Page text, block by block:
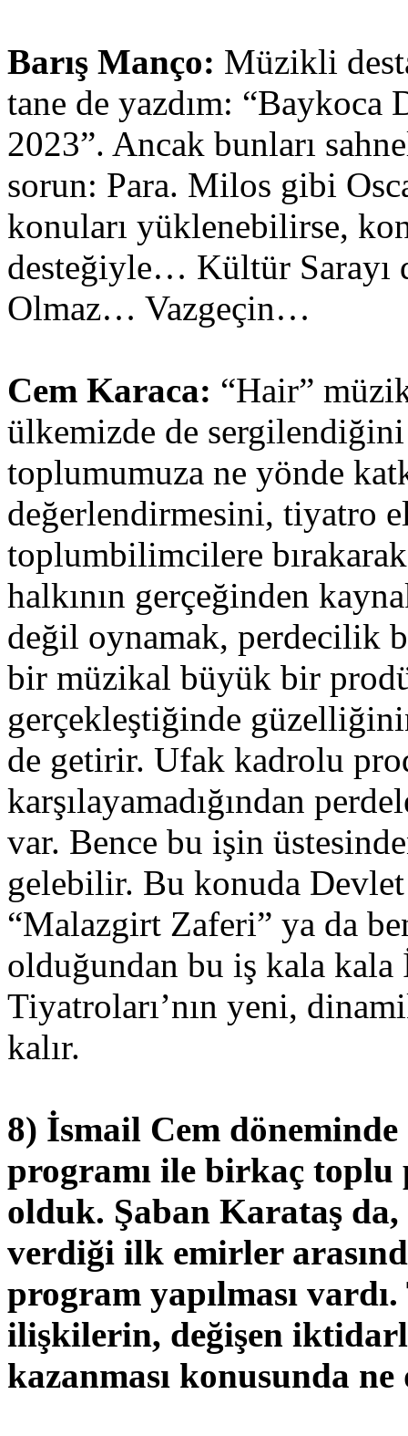
Barış Manço: Müzikli
tane de yazdım: “Baykoca
2023”. Ancak bunları
sorun: Para. Milos gibi
konuları yüklenebilirse,
desteğiyle… Kültür
Olmaz… Vazgeçin…
Cem Karaca: “Hair”
ülkemizde de sergilendiğini
toplumumuza ne yönde
değerlendirmesini, tiyatro
toplumbilimcilere
halkının gerçeğinden
değil oynamak, perdecilik
bir müzikal büyük bir
gerçekleştiğinde
de getirir. Ufak kadrolu
karşılayamadığından
var. Bence bu işin
gelebilir. Bu konuda
“Malazgirt Zaferi” ya da
olduğundan bu iş kala
Tiyatroları’nın yeni,
kalır.
8) İsmail Cem döneminde
programı ile birkaç toplu
olduk. Şaban Karataş
verdiği ilk emirler
program yapılması
ilişkilerin, değişen
kazanması konusunda